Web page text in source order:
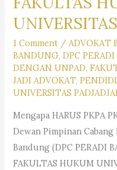
1 Comment / ADVOKAT
BANDUNG,DPC
DENGAN UNPAD,
JADI ADVOKAT,
UNIVERSITAS
Mengapa HARUS PKPA
Dewan Pimpinan
Bandung (DPC PERADI
FAKULTAS HUKUM